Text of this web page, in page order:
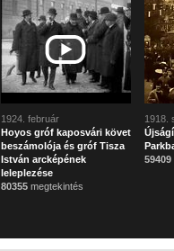
1924. február
Hoyos gróf kaposvári követ
beszámolója és gróf Tisza
István arcképének
leleplezése
80355megtekintés
1918.
59409